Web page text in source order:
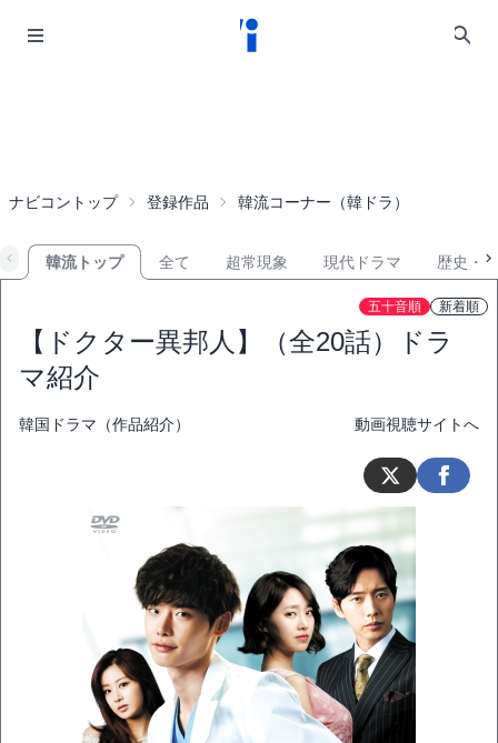
ナビコントップ 登録作品 韓流コーナー（韓ドラ）
韓流トップ 全て 超常現象 現代ドラマ 歴史・
五十音順 新着順
【ドクター異邦人】（全20話）ドラ
マ紹介
韓国ドラマ（作品紹介） 動画視聴サイトへ